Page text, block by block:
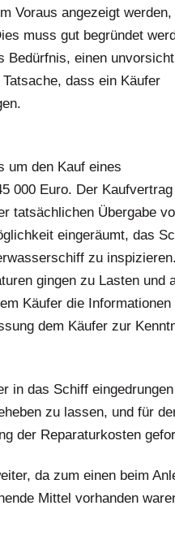
Voraus angezeigt werden,
muss gut begründet
Bedürfnis, einen
dass ein Käufer
um den Kauf eines
000 Euro. Der Kaufvertrag
tatsächlichen Übergabe
eingeräumt, das
zu
gingen zu Lasten und
Käufer die Informationen
dem Käufer zur
in das Schiff
zu lassen, und für
der Reparaturkosten
da zum einen beim
Mittel vorhanden